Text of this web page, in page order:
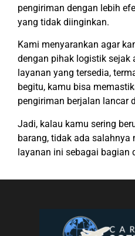
pengiriman dengan lebih
yang tidak diinginkan.
Kami menyarankan agar
dengan pihak logistik sejak
layanan yang tersedia,
begitu, kamu bisa
pengiriman berjalan lancar
Jadi, kalau kamu sering
barang, tidak ada
layanan ini sebagai bagian